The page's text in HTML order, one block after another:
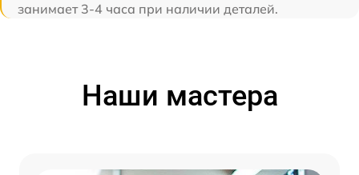
занимает 3-4 часа при наличии деталей.
Наши мастера